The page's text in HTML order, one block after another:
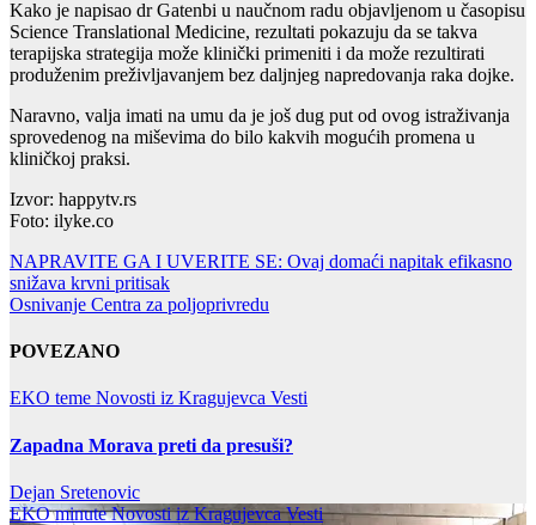
Kako je napisao dr Gatenbi u naučnom radu objavljenom u časopisu
Science Translational Medicine, rezultati pokazuju da se takva
terapijska strategija može klinički primeniti i da može rezultirati
produženim preživljavanjem bez daljnjeg napredovanja raka dojke.
Naravno, valja imati na umu da je još dug put od ovog istraživanja
sprovedenog na miševima do bilo kakvih mogućih promena u
kliničkoj praksi.
Izvor: happytv.rs
Foto: ilyke.co
Post
navigation
NAPRAVITE GA I UVERITE SE: Ovaj domaći napitak efikasno
snižava krvni pritisak
Osnivanje Centra za poljoprivredu
POVEZANO
EKO teme Novosti iz Kragujevca Vesti
Zapadna Morava preti da presuši?
Dejan Sretenovic
EKO minuteNovosti iz KragujevcaVesti